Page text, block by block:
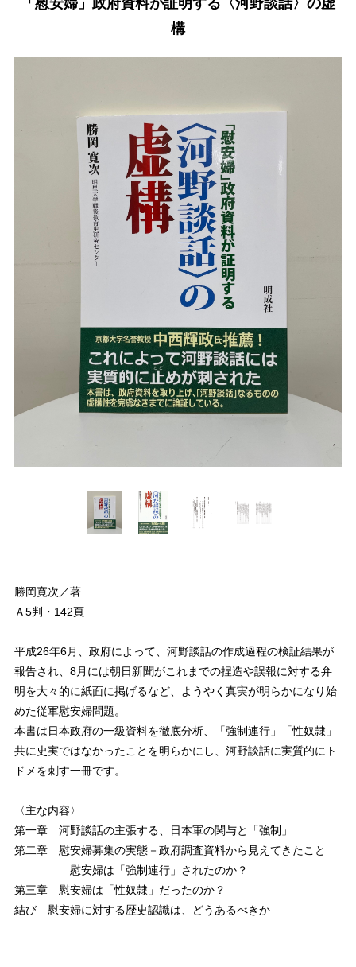
構
勝岡寛次／著
Ａ5判・142頁
平成26年6月、政府によって、河野談話の作成過程の検証結果が
報告され、8月には朝日新聞がこれまでの捏造や誤報に対する弁
明を大々的に紙面に掲げるなど、ようやく真実が明らかになり始
めた従軍慰安婦問題。
本書は日本政府の一級資料を徹底分析、「強制連行」「性奴隷」
共に史実ではなかったことを明らかにし、河野談話に実質的にト
ドメを刺す一冊です。
〈主な内容〉
第一章 河野談話の主張する、日本軍の関与と「強制」
第二章 慰安婦募集の実態－政府調査資料から見えてきたこと
慰安婦は「強制連行」されたのか？
第三章 慰安婦は「性奴隷」だったのか？
結び 慰安婦に対する歴史認識は、どうあるべきか